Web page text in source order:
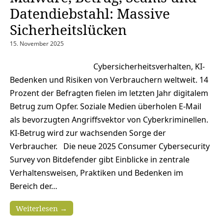
Datendiebstahl: Massive
Sicherheitslücken
15. November 2025
Cybersicherheitsverhalten, KI-
Bedenken und Risiken von Verbrauchern weltweit. 14
Prozent der Befragten fielen im letzten Jahr digitalem
Betrug zum Opfer. Soziale Medien überholen E-Mail
als bevorzugten Angriffsvektor von Cyberkriminellen.
KI-Betrug wird zur wachsenden Sorge der
Verbraucher. Die neue 2025 Consumer Cybersecurity
Survey von Bitdefender gibt Einblicke in zentrale
Verhaltensweisen, Praktiken und Bedenken im
Bereich der…
Weiterlesen →